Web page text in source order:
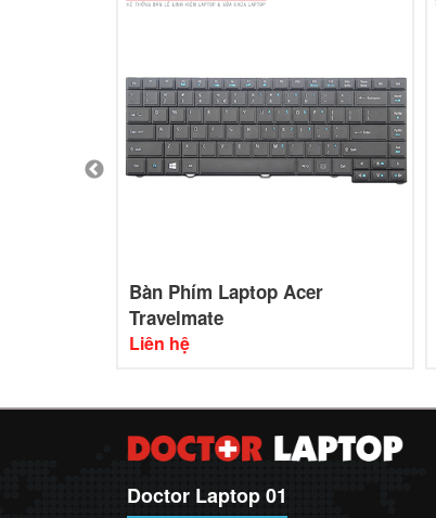
Bàn Phím Laptop Acer
Travelmate
Liên hệ
Doctor Laptop 01